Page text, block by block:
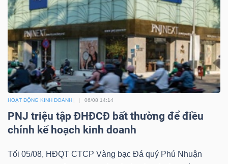
HOẠT ĐỘNG KINH DOANH 06/08 14:14
PNJ triệu tập ĐHĐCĐ bất thường để điều
chỉnh kế hoạch kinh doanh
Tối 05/08, HĐQT CTCP Vàng bạc Đá quý Phú Nhuận
cụ
đầu
tư
Truyền
thông
tài